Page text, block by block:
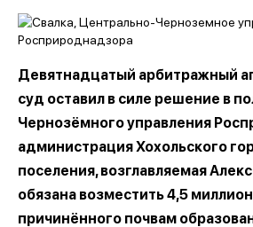
Девятнадцатый арбитражный
суд оставил в силе решение в
Чернозёмного управления
администрация Хохольского
поселения, возглавляемая
обязана возместить 4,5
причинённого почвам